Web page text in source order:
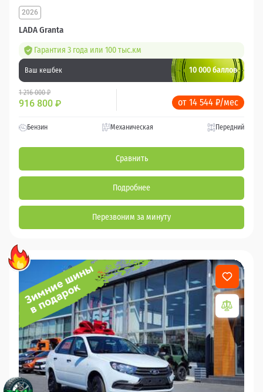
LADA Granta
2026
Гарантия 3 года или 100 тыс.км
Ваш кешбек 10 000 баллов
1 216 000 ₽
916 800 ₽ от 14 544 ₽/мес
Бензин Механическая Передний
Сравнить
Подробнее
Перезвоним за минуту